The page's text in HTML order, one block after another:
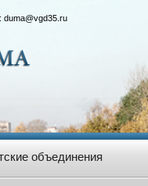
duma@vgd35.ru
объединения